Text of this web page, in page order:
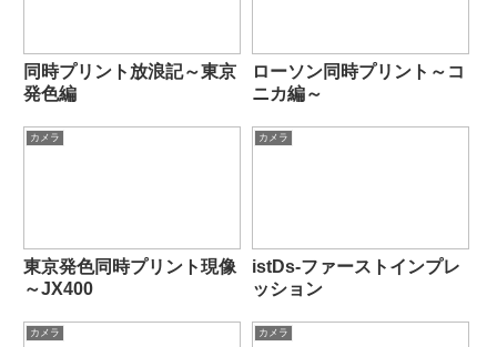
同時プリント放浪記～東京
発色編
ローソン同時プリント～コ
ニカ編～
カメラ
東京発色同時プリント現像
～JX400
カメラ
istDs-ファーストインプレ
ッション
カメラ カメラ